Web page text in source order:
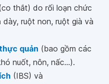
thắt) do rối loạn chức
ruột non, ruột già và
quản (bao gồm các
nuốt, nôn, nấc...).
(IBS) và